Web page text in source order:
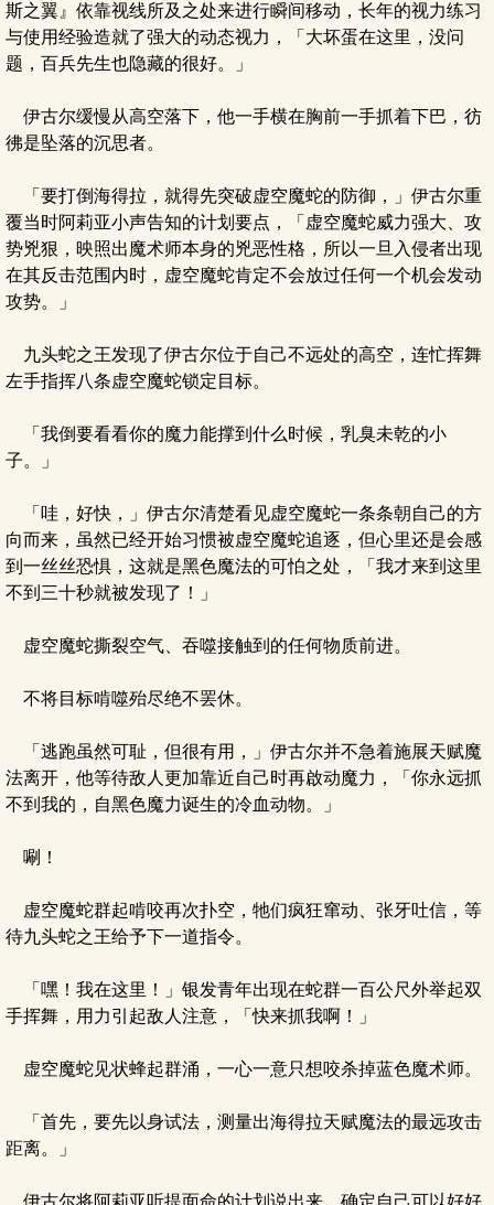
斯之翼』依靠视线所及之处来进行瞬间移动，长年的视力练习
与使用经验造就了强大的动态视力，「大坏蛋在这里，没问
题，百兵先生也隐藏的很好。」
伊古尔缓慢从高空落下，他一手横在胸前一手抓着下巴，彷
彿是坠落的沉思者。
「要打倒海得拉，就得先突破虚空魔蛇的防御，」伊古尔重
覆当时阿莉亚小声告知的计划要点，「虚空魔蛇威力强大、攻
势兇狠，映照出魔术师本身的兇恶性格，所以一旦入侵者出现
在其反击范围内时，虚空魔蛇肯定不会放过任何一个机会发动
攻势。」
九头蛇之王发现了伊古尔位于自己不远处的高空，连忙挥舞
左手指挥八条虚空魔蛇锁定目标。
「我倒要看看你的魔力能撑到什么时候，乳臭未乾的小
子。」
「哇，好快，」伊古尔清楚看见虚空魔蛇一条条朝自己的方
向而来，虽然已经开始习惯被虚空魔蛇追逐，但心里还是会感
到一丝丝恐惧，这就是黑色魔法的可怕之处，「我才来到这里
不到三十秒就被发现了！」
虚空魔蛇撕裂空气、吞噬接触到的任何物质前进。
不将目标啃噬殆尽绝不罢休。
「逃跑虽然可耻，但很有用，」伊古尔并不急着施展天赋魔
法离开，他等待敌人更加靠近自己时再啟动魔力，「你永远抓
不到我的，自黑色魔力诞生的冷血动物。」
唰！
虚空魔蛇群起啃咬再次扑空，牠们疯狂窜动、张牙吐信，等
待九头蛇之王给予下一道指令。
「嘿！我在这里！」银发青年出现在蛇群一百公尺外举起双
手挥舞，用力引起敌人注意，「快来抓我啊！」
虚空魔蛇见状蜂起群涌，一心一意只想咬杀掉蓝色魔术师。
「首先，要先以身试法，测量出海得拉天赋魔法的最远攻击
距离。」
伊古尔将阿莉亚听提面命的计划说出来，确定自己可以好好